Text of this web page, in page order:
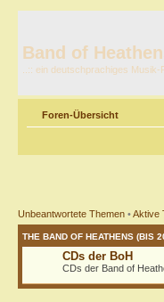
Band of
..:: ein deutschprachiges Musik-
Foren-Übersicht
Unbeantwortete Themen •Aktive
THE BAND OF HEATHENS (BIS
CDs der BoH
CDs der Band of